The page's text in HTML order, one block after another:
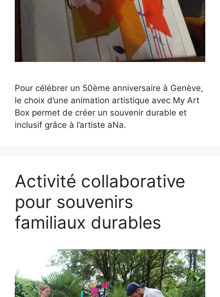
Pour célébrer un 50ème anniversaire à Genève,
le choix d’une animation artistique avec My Art
Box permet de créer un souvenir durable et
inclusif grâce à l’artiste aNa.
Activité collaborative
pour souvenirs
familiaux durables